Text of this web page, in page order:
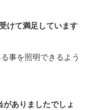
けて満足しています
事を照明できるよう
ありましたでしょ